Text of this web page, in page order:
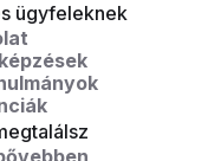
ügyfeleknek